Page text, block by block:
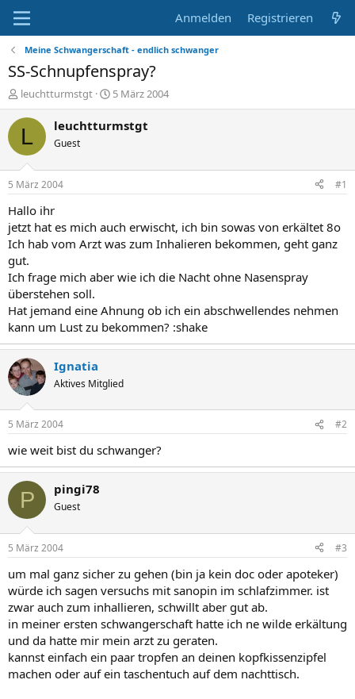
Anmelden Registrieren
Meine Schwangerschaft - endlich schwanger
SS-Schnupfenspray?
E
r
s
l
e
r
leuchtturmstgt
E
r
s
t
m
5 März 2004
L leuchtturmstgt
Guest
5 März 2004 #1
Hallo ihr
jetzt hat es mich auch erwischt, ich bin sowas von erkältet 8o
Ich hab vom Arzt was zum Inhalieren bekommen, geht ganz
gut.
Ich frage mich aber wie ich die Nacht ohne Nasenspray
überstehen soll.
Hat jemand eine Ahnung ob ich ein abschwellendes nehmen
kann um Lust zu bekommen? :shake
Ignatia
Aktives Mitglied
5 März 2004 #2
wie weit bist du schwanger?
P pingi78
Guest
5 März 2004 #3
um mal ganz sicher zu gehen (bin ja kein doc oder apoteker)
würde ich sagen versuchs mit sanopin im schlafzimmer. ist
zwar auch zum inhallieren, schwillt aber gut ab.
in meiner ersten schwangerschaft hatte ich ne wilde erkältung
und da hatte mir mein arzt zu geraten.
kannst einfach ein paar tropfen an deinen kopfkissenzipfel
machen oder auf ein taschentuch auf dem nachttisch.